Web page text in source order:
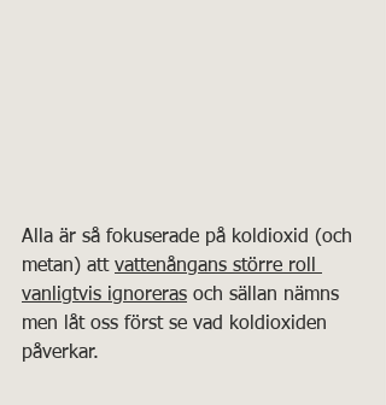
Alla är så fokuserade på koldioxid (och
metan) att vattenångans större roll
vanligtvis ignoreras och sällan nämns
men låt oss först se vad koldioxiden
påverkar.